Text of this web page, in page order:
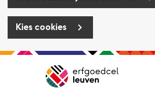
Kies cookies
Overslaan
Navigatie